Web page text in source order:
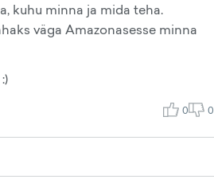
kuhu minna ja mida teha.
väga Amazonasesse minna
0 0